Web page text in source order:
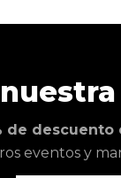
de
eventos y